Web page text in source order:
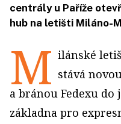
centrály u Paříže
hub na letišti Miláno-
M ilánské
stává
a bránou Fedexu
základna pro